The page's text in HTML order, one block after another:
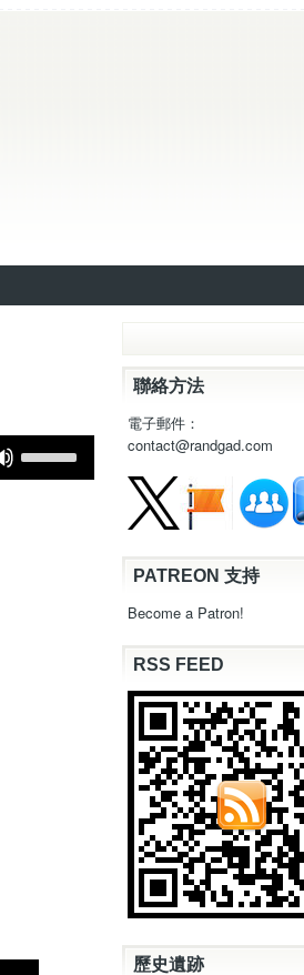
s
c
聯絡方法
電子郵件：
contact@randgad.com
PATREON 支持
Become a Patron!
RSS FEED
歷史遺跡